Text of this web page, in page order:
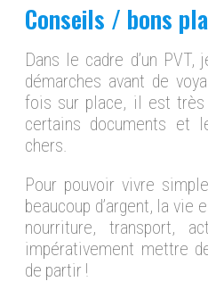
Conseils / bons
Dans le cadre d’un
démarches avant de
fois sur place, il est
certains documents et
chers.
Pour pouvoir vivre
beaucoup d’argent, la
nourriture, transport,
impérativement mettre
de partir !